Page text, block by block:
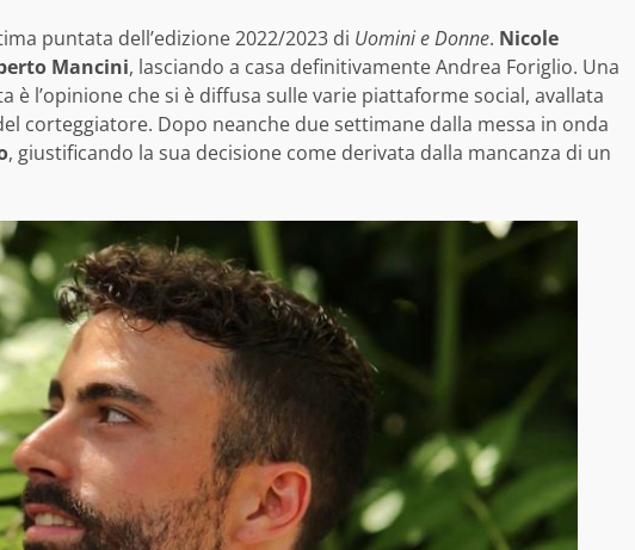
puntata dell’edizione 2022/2023 di Uomini e Donne. Nicole
Mancini, lasciando a casa definitivamente Andrea Foriglio. Una
è l’opinione che si è diffusa sulle varie piattaforme social, avallata
corteggiatore. Dopo neanche due settimane dalla messa in onda
, giustificando la sua decisione come derivata dalla mancanza di un